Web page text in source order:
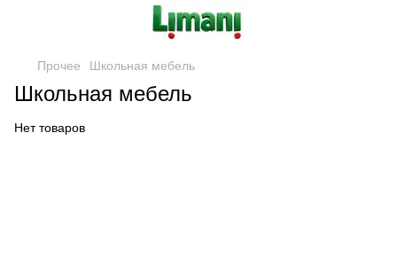
Прочее Школьная мебель
Школьная мебель
Нет товаров